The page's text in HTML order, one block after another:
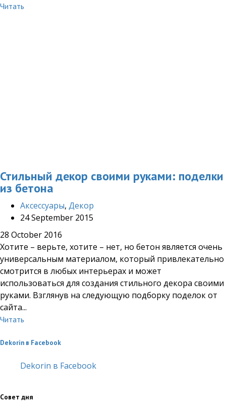
Читать
Стильный декор своими руками: поделки
из бетона
Аксессуары, Декор
24 September 2015
28 October 2016
Хотите – верьте, хотите – нет, но бетон является очень
универсальным материалом, который привлекательно
смотрится в любых интерьерах и может
использоваться для создания стильного декора своими
руками. Взглянув на следующую подборку поделок от
сайта...
Читать
Dekorin в Facebook
Dekorin в Facebook
Совет дня